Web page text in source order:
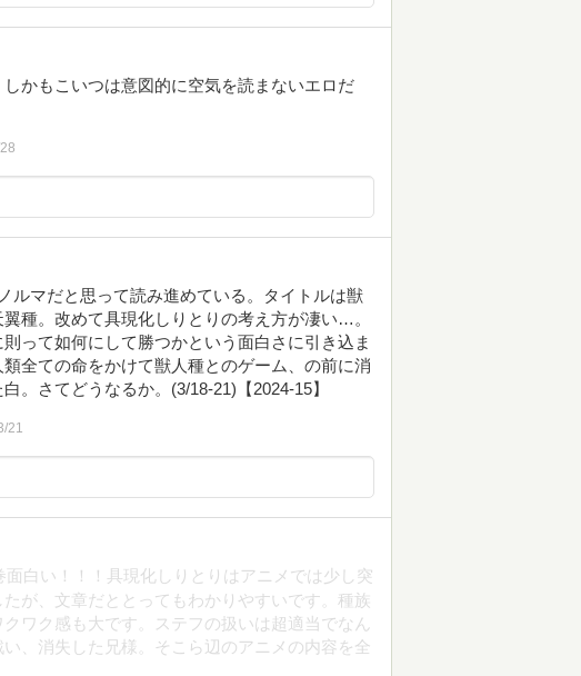
かもこいつは意図的に空気を読まないエロだ
ルマだと思って読み進めている。タイトルは獣
種。改めて具現化しりとりの考え方が凄い…。
って如何にして勝つかという面白さに引き込ま
全ての命をかけて獣人種とのゲーム、の前に消
。さてどうなるか。(3/18-21)【2024-15】
21
い！！！具現化しりとりはアニメでは少し突
が、文章だととってもわかりやすいです。種族
ワク感も大です。ステフの扱いは超適当でなん
、消失した兄様。そこら辺のアニメの内容を全